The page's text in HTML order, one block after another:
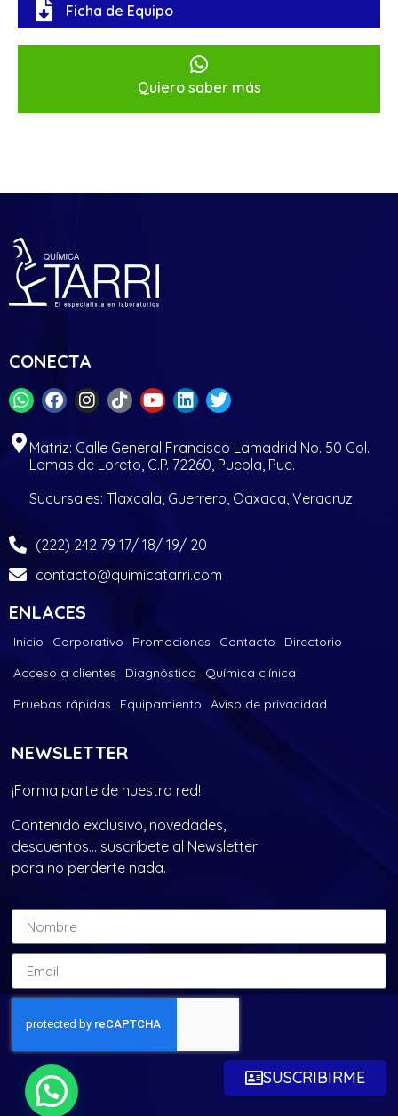
Ficha de Equipo
Quiero saber más
CONECTA
Matriz: Calle General Francisco Lamadrid No. 50 Col.
Lomas de Loreto, C.P. 72260, Puebla, Pue.
Sucursales: Tlaxcala, Guerrero, Oaxaca, Veracruz
(222) 242 79 17/ 18/ 19/ 20
contacto@quimicatarri.com
ENLACES
Inicio Corporativo Promociones Contacto
Directorio
Acceso a clientes
Diagnóstico
Química clínica
Pruebas rápidas
Equipamiento Aviso de privacidad
NEWSLETTER
¡Forma parte de nuestra red!
Contenido exclusivo, novedades,
descuentos… suscríbete al Newsletter
para no perderte nada.
SUSCRIBIRME